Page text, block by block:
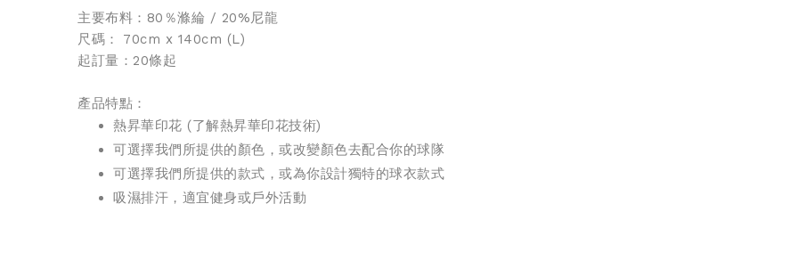
主要布料：80％滌綸 / 20%尼龍
尺碼： 70cm x 140cm (L)
起訂量：20條起
產品特點：
熱昇華印花 (了解熱昇華印花技術)
可選擇我們所提供的顏色，或改變顏色去配合你的球隊
可選擇我們所提供的款式，或為你設計獨特的球衣款式
吸濕排汗，適宜健身或戶外活動